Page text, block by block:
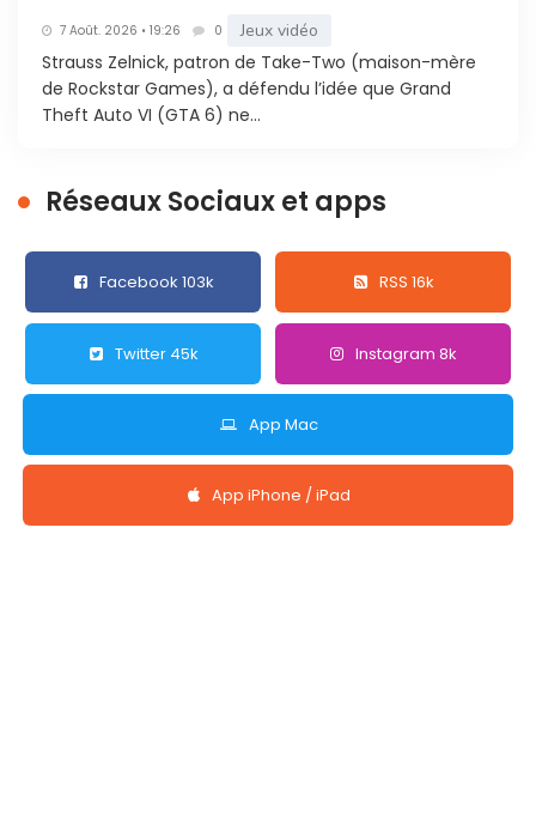
7 Août. 2026 • 19:26 0 Jeux vidéo
Strauss Zelnick, patron de Take-Two (maison-mère
de Rockstar Games), a défendu l’idée que Grand
Theft Auto VI (GTA 6) ne...
Réseaux Sociaux et apps
Facebook 103k RSS 16k
Twitter 45k Instagram 8k
App Mac
App iPhone / iPad